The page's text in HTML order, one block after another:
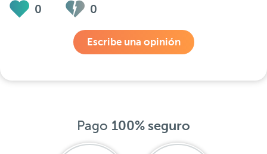
0 0
Escribe una opinión
Pago 100% seguro